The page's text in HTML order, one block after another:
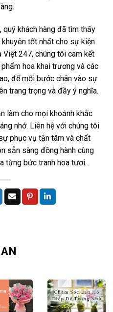
quý khách hàng đã tìm thấy
tốt nhất cho sự kiện
Việt 247, chúng tôi cam kết
hoa khai trương và các
để mỗi bước chân vào sự
trang trọng và đầy ý nghĩa.
làm cho mọi khoảnh khắc
nhớ. Liên hệ với chúng tôi
phục vụ tận tâm và chất
sẵn sàng đồng hành cùng
từng bức tranh hoa tươi.